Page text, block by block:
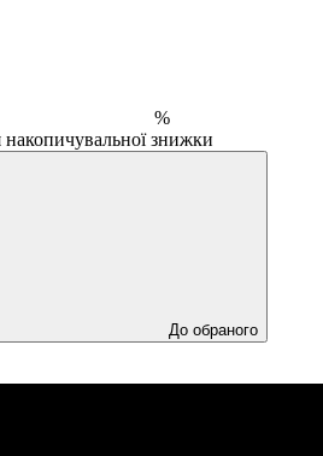
%
накопичувальної знижки
До обраного